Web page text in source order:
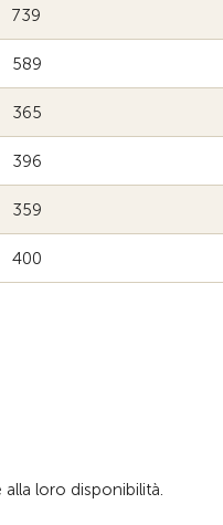
739
589
365
396
359
400
loro disponibilità.